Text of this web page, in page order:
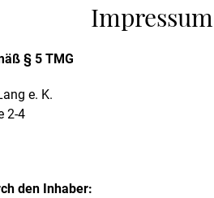
Impressum
§ 5 TMG
e. K.
2-4
den Inhaber: